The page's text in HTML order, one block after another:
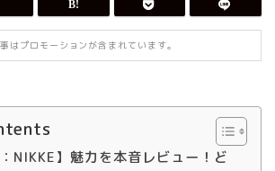
はプロモーションが含まれています。
NIKKE】魅力を本音レビュー！ど